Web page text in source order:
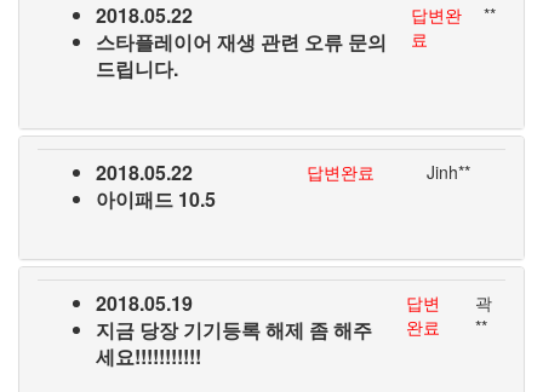
2018.05.22
스타플레이어 재생 관련 오류 문의
드립니다.
답변완
료
**
2018.05.22
아이패드 10.5
답변완료 Jinh**
2018.05.19
지금 당장 기기등록 해제 좀 해주
세요!!!!!!!!!!!
답변
완료
곽
**